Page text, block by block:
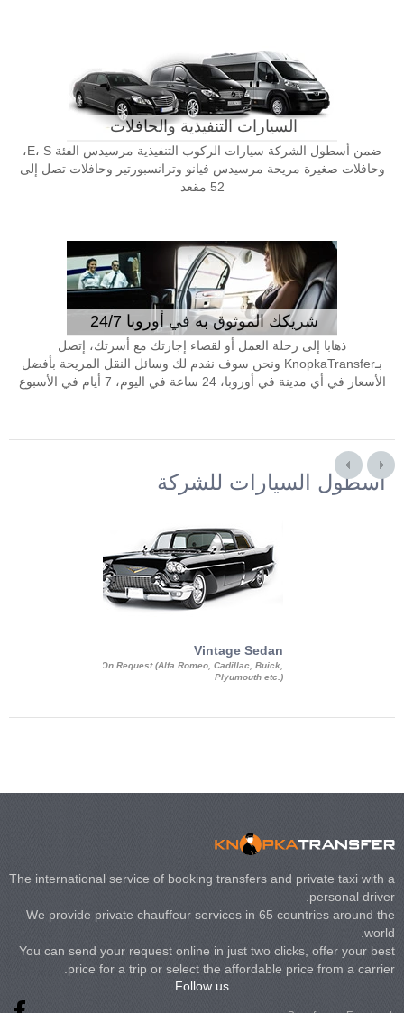
السيارات التنفيذية والحافلات
ضمن أسطول الشركة سيارات الركوب التنفيذية مرسيدس الفئة E، S،
وحافلات صغيرة مريحة مرسيدس فيانو وترانسبورتير وحافلات تصل إلى
52 مقعد
شريكك الموثوق به في أوروبا 24/7
ذهابا إلى رحلة العمل أو لقضاء إجازتك مع أسرتك، إتصل
بـKnopkaTransfer ونحن سوف نقدم لك وسائل النقل المريحة بأفضل
الأسعار في أي مدينة في أوروبا، 24 ساعة في اليوم، 7 أيام في الأسبوع
أسطول السيارات للشركة
Vintage Sedan
On Request (Alfa Romeo, Cadillac, Buick,
Plyumouth etc.)
The international service of booking transfers and private taxi with a
personal driver.
We provide private chauffeur services in 65 countries around the
world.
You can send your request online in just two clicks, offer your best
price for a trip or select the affordable price from a carrier.
Follow us